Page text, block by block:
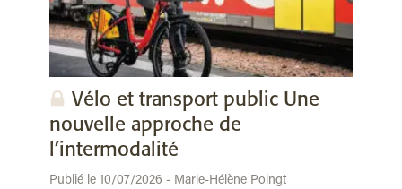
Vélo et transport public Une
nouvelle approche de
l’intermodalité
Publié le 10/07/2026 - Marie-Hélène Poingt